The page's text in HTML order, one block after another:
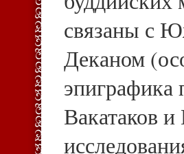
связаны с
Деканом
эпиграфика
Вакатаков